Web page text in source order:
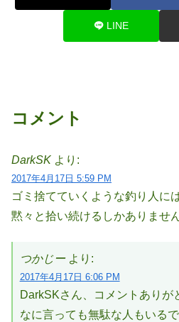
LINE
コメント
DarkSK より:
2017年4月17日 5:59 PM
ゴミ捨てていくような釣り人に
黙々と拾い続けるしかありませ
つかじー より:
2017年4月17日 6:06 PM
DarkSKさん、コメントありが
なに言っても無駄な人もいる